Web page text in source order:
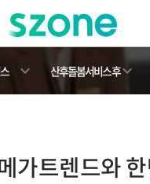
산후돌봄서비스 후
가트렌드와